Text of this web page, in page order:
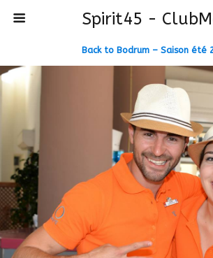
Spirit45 -
Back to Bodrum – Saison été